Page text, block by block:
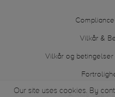
Vilkår &
Vilkår og
Our site uses cookies. By